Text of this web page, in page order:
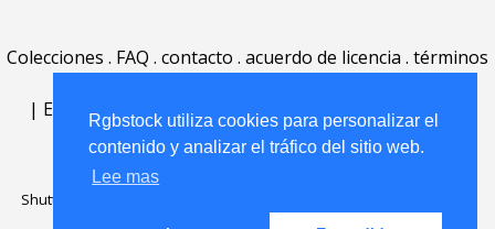
Rgbstock utiliza cookies para personalizar el
contenido y analizar el tráfico del sitio web.
Lee mas
Colecciones . FAQ . contacto . acuerdo de licencia . términos
| English | Deutsch| Español Português
Nederlands|
Shutterstock official partner of Rgbstock
Rgbstock